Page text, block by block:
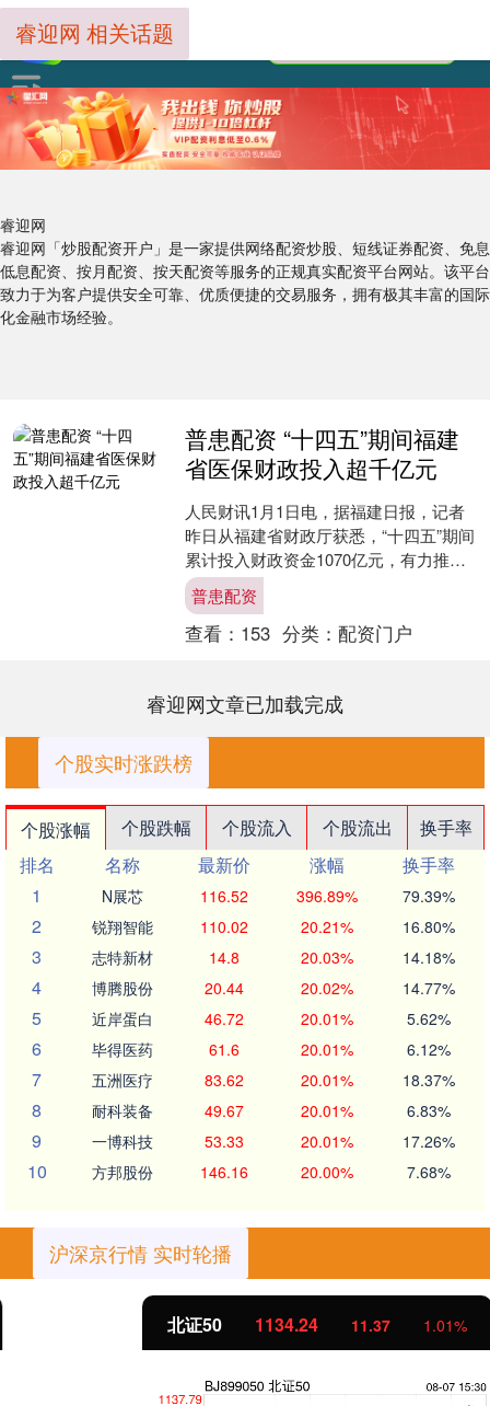
睿迎网
睿迎网「炒股配资开户」是一家提供网络配资炒股、短线证券配资、免息
低息配资、按月配资、按天配资等服务的正规真实配资平台网站。该平台
致力于为客户提供安全可靠、优质便捷的交易服务，拥有极其丰富的国际
化金融市场经验。
睿迎网 相关话题
普患配资 “十四五”期间福建
省医保财政投入超千亿元
人民财讯1月1日电，据福建日报，记者
昨日从福建省财政厅获悉，“十四五”期间
累计投入财政资金1070亿元，有力推动
福建省多层次医疗保障体系不断健全。
在城乡居民基本....
普患配资
查看： 153 分类： 配资门户
睿迎网文章已加载完成
个股实时涨跌榜
个股涨幅 个股跌幅 个股流入 个股流出
换手率
排名
名称 最新价 涨幅
换手率
1
N展芯 116.52 396.89% 79.39%
2 锐翔智能 110.02 20.21% 16.80%
3 志特新材 14.8 20.03% 14.18%
4 博腾股份 20.44 20.02% 14.77%
5 近岸蛋白 46.72 20.01% 5.62%
6 毕得医药 61.6 20.01% 6.12%
7 五洲医疗 83.62 20.01% 18.37%
8 耐科装备 49.67 20.01% 6.83%
9 一博科技 53.33 20.01% 17.26%
10 方邦股份 146.16 20.00% 7.68%
沪深京行情 实时轮播
1134.24 11.37 1.01%